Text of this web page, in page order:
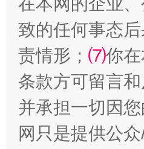
阿坝州三大球赛在茂县
致的任何事态后
责情形； ⑺你
条款方可留言
并承担一切因
网只是提供公